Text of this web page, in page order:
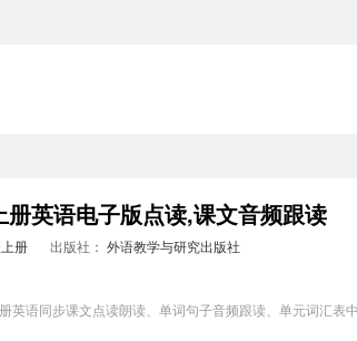
英语电子版点读,课文音频跟读
册 出版社： 外语教学与研究出版社
英语同步课文点读朗读、单词句子音频跟读、单元词汇